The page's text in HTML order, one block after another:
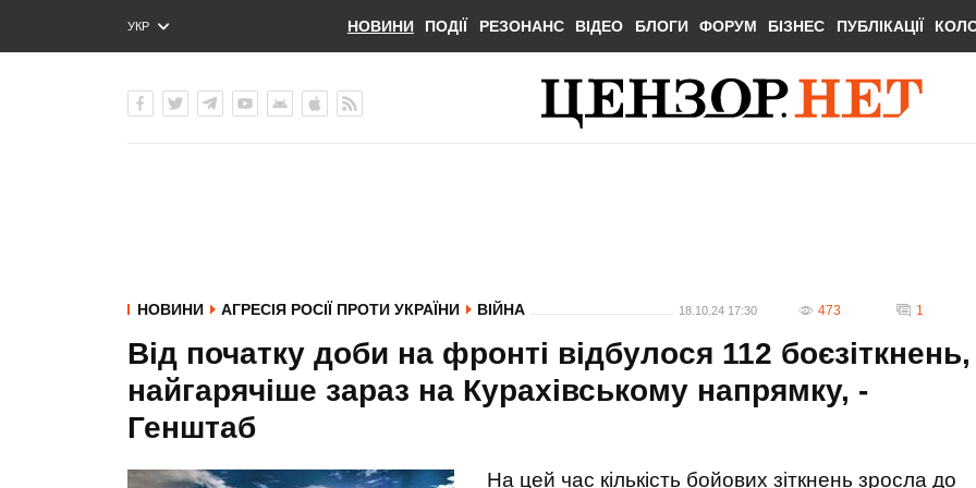
УКР
ENG
НОВИНИ ПОДІЇ РЕЗОНАНС ВІДЕО БЛОГИ ФОРУМ БІЗНЕС ПУБЛІКАЦІЇ
НОВИНИ АГРЕСІЯ РОСІЇ ПРОТИ УКРАЇНИ ВІЙНА 18.10.24 17:30 473 1
Від початку доби на фронті відбулося 112 боєзіткнень,
найгарячіше зараз на Курахівському напрямку, -
Генштаб
На цей час кількість бойових зіткнень зросла до